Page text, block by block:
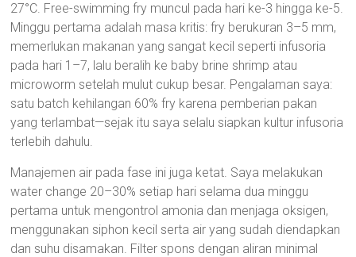
27°C. Free-swimming fry muncul pada hari ke-3 hingga ke-5.
Minggu pertama adalah masa kritis: fry berukuran 3–5 mm,
memerlukan makanan yang sangat kecil seperti infusoria
pada hari 1–7, lalu beralih ke baby brine shrimp atau
microworm setelah mulut cukup besar. Pengalaman saya:
satu batch kehilangan 60% fry karena pemberian pakan
yang terlambat—sejak itu saya selalu siapkan kultur infusoria
terlebih dahulu.
Manajemen air pada fase ini juga ketat. Saya melakukan
water change 20–30% setiap hari selama dua minggu
pertama untuk mengontrol amonia dan menjaga oksigen,
menggunakan siphon kecil serta air yang sudah diendapkan
dan suhu disamakan. Filter spons dengan aliran minimal